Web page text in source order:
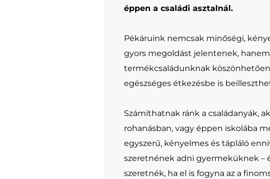
éppen a családi asztalnál.
Pékáruink nemcsak minőségi,
gyors megoldást jelentenek,
termékcsaládunknak
egészséges étkezésbe is
Számíthatnak ránk a családanyák,
rohanásban, vagy éppen iskolába
egyszerű, kényelmes és tápláló
szeretnének adni gyermeküknek –
szeretnék, ha el is fogyna az a